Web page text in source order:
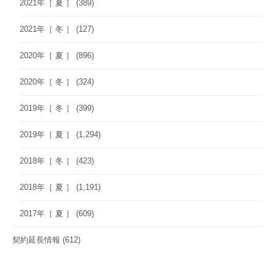
2021年［ 夏 ］ (389)
2021年［ 冬 ］ (127)
2020年［ 夏 ］ (896)
2020年［ 冬 ］ (324)
2019年［ 冬 ］ (399)
2019年［ 夏 ］ (1,294)
2018年［ 冬 ］ (423)
2018年［ 夏 ］ (1,191)
2017年［ 夏 ］ (609)
契約延長情報 (612)